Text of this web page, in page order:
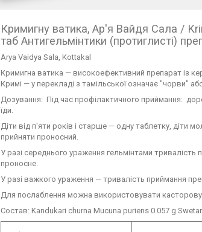
Кримигну ватика, Ар'я Вайдя Сала /
таб Антигельмінтики (протиглисті)
Arya Vaidya Sala, Kottakal
Кримигна ватика — високоефективний препарат із
Кримі — у перекладі з тамільської означає "чорви"
Дозування: Під час профілактичного приймання:
їди.
Діти від п'яти років і старше — одну таблетку, діти
прийняти проносний.
У разі середнього ураження гельмінтами
проносне.
У разі важкого ураження — тривалість приймання
Для послаблення можна використовувати касторову
Состав: Kandukari churna Mucuna puriens 0.057 g